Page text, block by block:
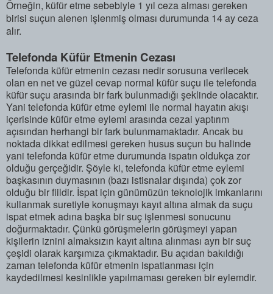
Örneğin, küfür etme sebebiyle 1 yıl ceza alması gereken
birisi suçun alenen işlenmiş olması durumunda 14 ay ceza
alır.
Telefonda Küfür Etmenin Cezası
Telefonda küfür etmenin cezası nedir sorusuna verilecek
olan en net ve güzel cevap normal küfür suçu ile telefonda
küfür suçu arasında bir fark bulunmadığı şeklinde olacaktır.
Yani telefonda küfür etme eylemi ile normal hayatın akışı
içerisinde küfür etme eylemi arasında cezai yaptırım
açısından herhangi bir fark bulunmamaktadır. Ancak bu
noktada dikkat edilmesi gereken husus suçun bu halinde
yani telefonda küfür etme durumunda ispatın oldukça zor
olduğu gerçeğidir. Şöyle ki, telefonda küfür etme eylemi
başkasının duymasının (bazı istisnalar dışında) çok zor
olduğu bir fiildir. İspat için günümüzün teknolojik imkanlarını
kullanmak suretiyle konuşmayı kayıt altına almak da suçu
ispat etmek adına başka bir suç işlenmesi sonucunu
doğurmaktadır. Çünkü görüşmelerin görüşmeyi yapan
kişilerin iznini almaksızın kayıt altına alınması ayrı bir suç
çeşidi olarak karşımıza çıkmaktadır. Bu açıdan bakıldığı
zaman telefonda küfür etmenin ispatlanması için
kaydedilmesi kesinlikle yapılmaması gereken bir eylemdir.